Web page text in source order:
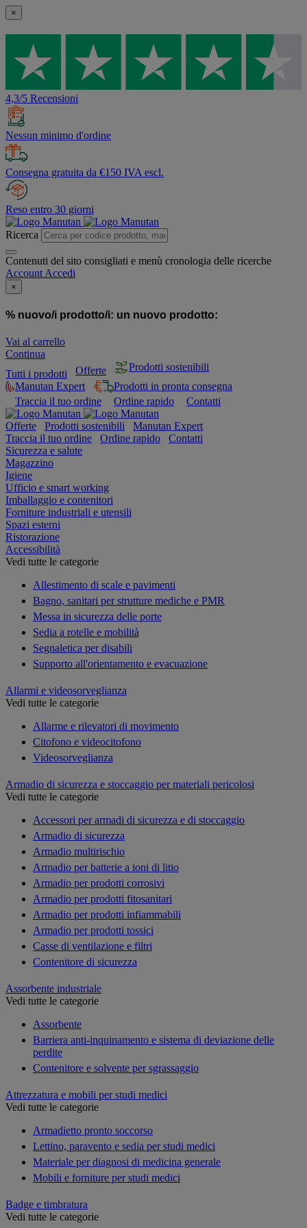
×
4,3/5 Recensioni
Nessun minimo d'ordine
Consegna gratuita da €150 IVA escl.
Reso entro 30 giorni
Ricerca
Contenuti del sito consigliati e menù cronologia delle ricerche
Account Accedi
×
% nuovo/i prodotto/i: un nuovo prodotto:
Vai al carrello
Continua
Tutti i prodotti
Offerte
Prodotti sostenibili
Manutan Expert
Prodotti in pronta consegna
Traccia il tuo ordine
Ordine rapido Contatti
Offerte Prodotti sostenibili
Manutan Expert
Traccia il tuo ordine
Ordine rapido
Contatti
Sicurezza e salute
Magazzino
Igiene
Ufficio e smart working
Imballaggio e contenitori
Forniture industriali e utensili
Spazi esterni
Ristorazione
Accessibilità
Vedi tutte le categorie
Allestimento di scale e pavimenti
Bagno, sanitari per strutture mediche e PMR
Messa in sicurezza delle porte
Sedia a rotelle e mobilità
Segnaletica per disabili
Supporto all'orientamento e evacuazione
Allarmi e videosorveglianza
Vedi tutte le categorie
Allarme e rilevatori di movimento
Citofono e videocitofono
Videosorveglianza
Armadio di sicurezza e stoccaggio per materiali pericolosi
Vedi tutte le categorie
Accessori per armadi di sicurezza e di stoccaggio
Armadio di sicurezza
Armadio multirischio
Armadio per batterie a ioni di litio
Armadio per prodotti corrosivi
Armadio per prodotti fitosanitari
Armadio per prodotti infiammabili
Armadio per prodotti tossici
Casse di ventilazione e filtri
Contenitore di sicurezza
Assorbente industriale
Vedi tutte le categorie
Assorbente
Barriera anti-inquinamento e sistema di deviazione delle
perdite
Contenitore e solvente per sgrassaggio
Attrezzatura e mobili per studi medici
Vedi tutte le categorie
Armadietto pronto soccorso
Lettino, paravento e sedia per studi medici
Materiale per diagnosi di medicina generale
Mobili e forniture per studi medici
Badge e timbratura
Vedi tutte le categorie